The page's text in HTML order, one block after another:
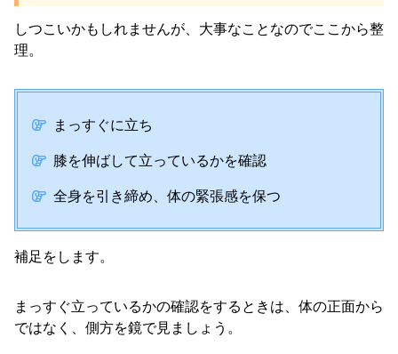
しつこいかもしれませんが、大事なことなのでここから整
理。
まっすぐに立ち
膝を伸ばして立っているかを確認
全身を引き締め、体の緊張感を保つ
補足をします。
まっすぐ立っているかの確認をするときは、体の正面から
ではなく、側方を鏡で見ましょう。